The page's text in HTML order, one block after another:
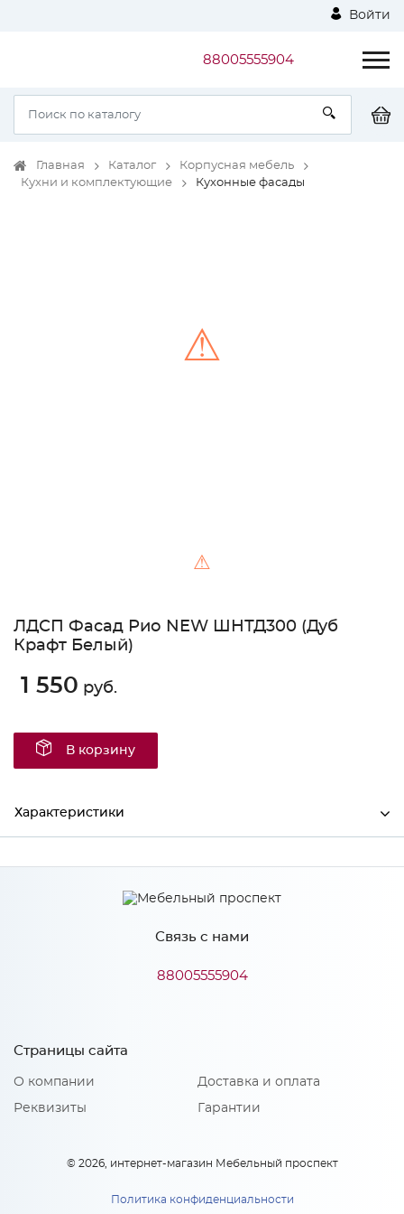
Войти
88005555904
Главная Каталог
Корпусная мебель
Кухни и комплектующие
Кухонные фасады
⚠
⚠
ЛДСП Фасад Рио NEW ШНТД300 (Дуб
Крафт Белый)
1 550 руб.
В корзину
Характеристики
Производитель МиФ
Связь с нами
88005555904
Страницы сайта
О компании
Реквизиты
Доставка и оплата
Гарантии
© 2026, интернет-магазин Мебельный проспект
Политика конфиденциальности